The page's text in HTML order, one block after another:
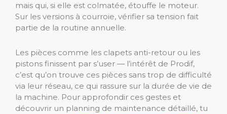
mais qui, si elle est colmatée, étouffe le moteur.
Sur les versions à courroie, vérifier sa tension fait
partie de la routine annuelle.
Les pièces comme les clapets anti-retour ou les
pistons finissent par s’user — l’intérêt de Prodif,
c’est qu’on trouve ces pièces sans trop de difficulté
via leur réseau, ce qui rassure sur la durée de vie de
la machine. Pour approfondir ces gestes et
découvrir un planning de maintenance détaillé, tu